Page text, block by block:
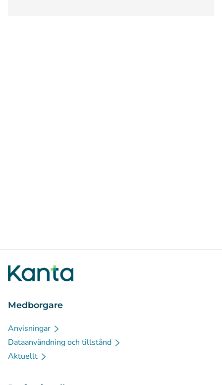
Medborgare
Anvisningar
Dataanvändning och tillstånd
Aktuellt